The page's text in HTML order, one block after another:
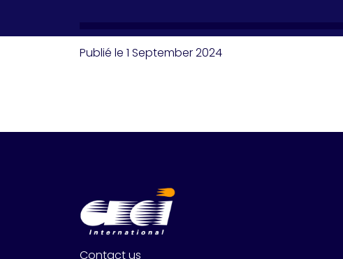
Publié le 1 September 2024
Contact us